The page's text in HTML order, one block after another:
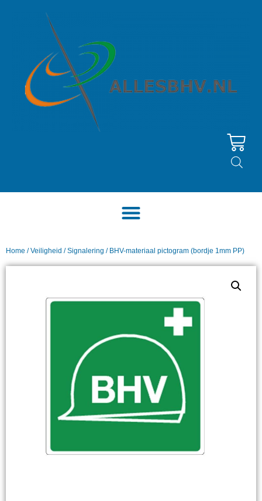
Home /Veiligheid /Signalering / BHV-materiaal pictogram (bordje 1mm PP)